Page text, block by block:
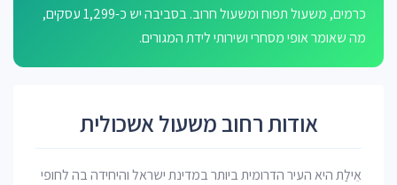
כרמים, משעול תפוח ומשעול חרוב. בסביבה יש כ-1,299 עסקים,
מה שאומר אופי מסחרי ושירותי לידת המגורים.
אודות רחוב משעול אשכולית
אֵילַת היא העיר הדרומית ביותר במדינת ישראל והיחידה בה לחופי